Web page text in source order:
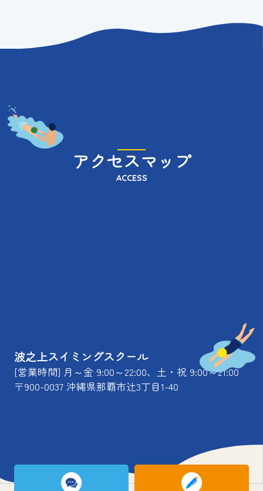
アクセスマップ
ACCESS
波之上スイミングスクール
[営業時間] 月～金 9:00～22:00、土・祝 9:00～21:00
〒900-0037 沖縄県那覇市辻3丁目1-40